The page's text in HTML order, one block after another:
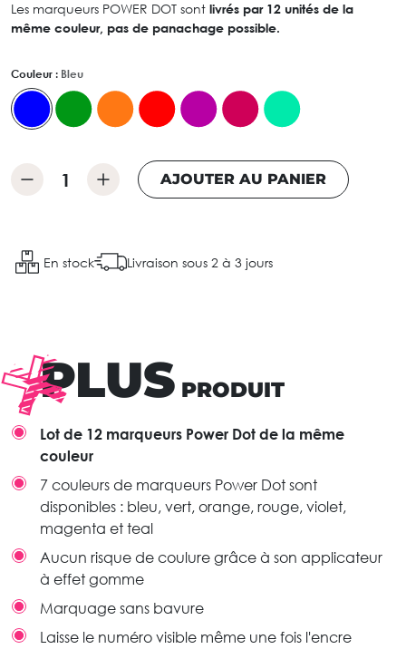
Les marqueurs POWER DOT sont livrés par 12 unités de la
même couleur, pas de panachage possible.
Couleur : Bleu
AJOUTER AU PANIER
En stock Livraison sous 2 à 3 jours
PLUS PRODUIT
Lot de 12 marqueurs Power Dot de la même
couleur
7 couleurs de marqueurs Power Dot sont
disponibles : bleu, vert, orange, rouge, violet,
magenta et teal
Aucun risque de coulure grâce à son applicateur
à effet gomme
Marquage sans bavure
Laisse le numéro visible même une fois l'encre